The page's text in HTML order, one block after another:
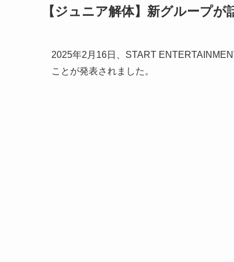
【ジュニア解体】新グループが
2025年2月16日、START
ことが発表されました。